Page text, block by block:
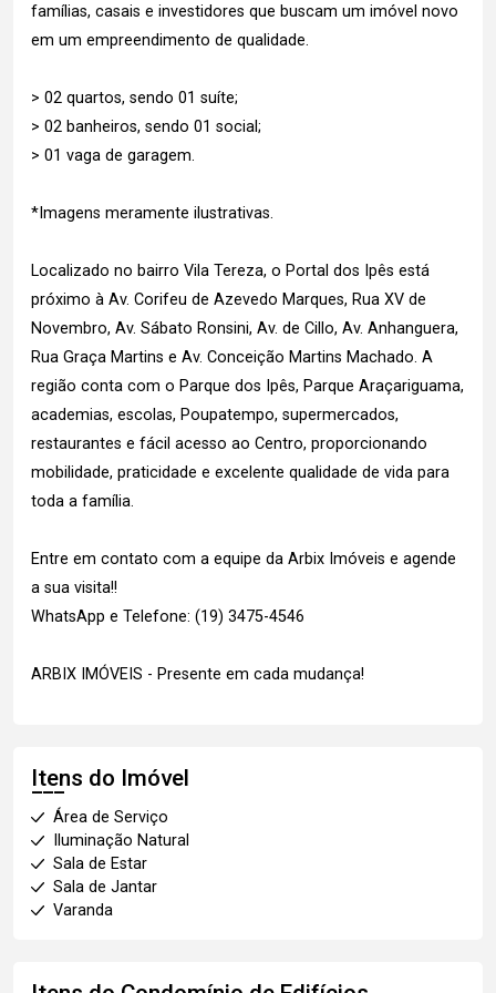
famílias, casais e investidores que buscam um imóvel novo
em um empreendimento de qualidade.
> 02 quartos, sendo 01 suíte;
> 02 banheiros, sendo 01 social;
> 01 vaga de garagem.
*Imagens meramente ilustrativas.
Localizado no bairro Vila Tereza, o Portal dos Ipês está
próximo à Av. Corifeu de Azevedo Marques, Rua XV de
Novembro, Av. Sábato Ronsini, Av. de Cillo, Av. Anhanguera,
Rua Graça Martins e Av. Conceição Martins Machado. A
região conta com o Parque dos Ipês, Parque Araçariguama,
academias, escolas, Poupatempo, supermercados,
restaurantes e fácil acesso ao Centro, proporcionando
mobilidade, praticidade e excelente qualidade de vida para
toda a família.
Entre em contato com a equipe da Arbix Imóveis e agende
a sua visita!!
WhatsApp e Telefone: (19) 3475-4546
ARBIX IMÓVEIS - Presente em cada mudança!
Itens do Imóvel
Área de Serviço
Iluminação Natural
Sala de Estar
Sala de Jantar
Varanda